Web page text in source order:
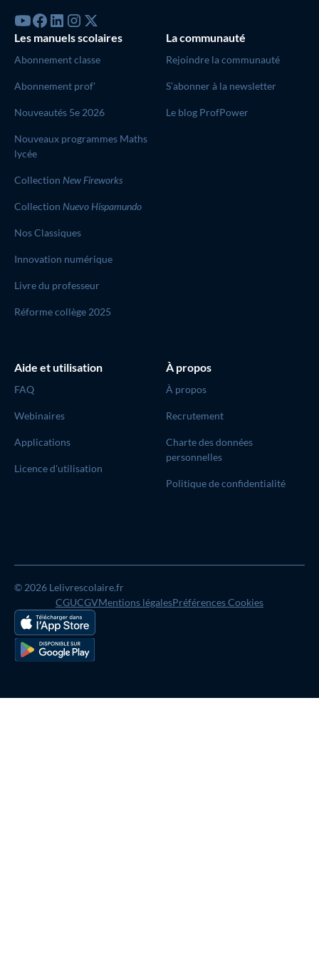
Les manuels scolaires
Abonnement classe
Abonnement prof'
Nouveautés 5e 2026
Nouveaux programmes Maths
lycée
Collection New Fireworks
Collection Nuevo Hispamundo
Nos Classiques
Innovation numérique
Livre du professeur
Réforme collège 2025
La communauté
Rejoindre la communauté
S’abonner à la newsletter
Le blog ProfPower
Aide et utilisation
FAQ
Webinaires
Applications
Licence d'utilisation
À propos
À propos
Recrutement
Charte des données
personnelles
Politique de confidentialité
© 2026 Lelivrescolaire.fr
CGUCGVMentions légalesPréférences Cookies